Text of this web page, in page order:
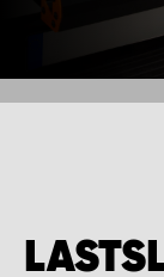
WORK SYSTEM
WORK SYSTEM